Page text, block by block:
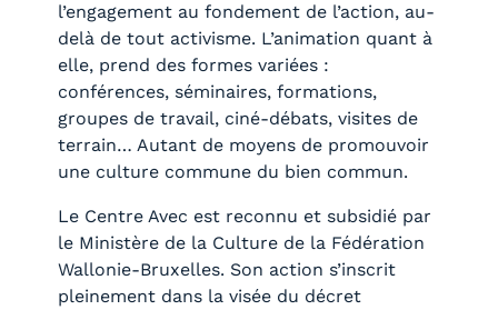
l’engagement au fondement de l’action, au-
delà de tout activisme. L’animation quant à
elle, prend des formes variées :
conférences, séminaires, formations,
groupes de travail, ciné-débats, visites de
terrain… Autant de moyens de promouvoir
une culture commune du bien commun.
Le Centre Avec est reconnu et subsidié par
le Ministère de la Culture de la Fédération
Wallonie-Bruxelles. Son action s’inscrit
pleinement dans la visée du décret